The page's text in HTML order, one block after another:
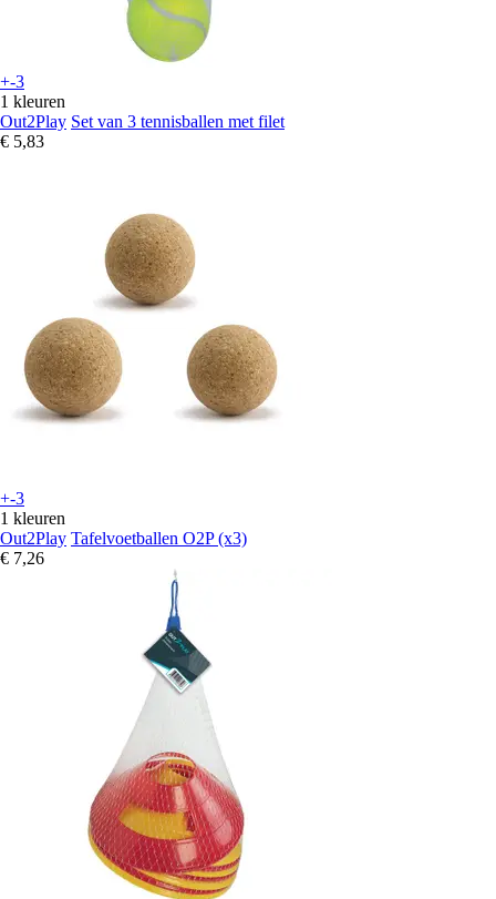
+-3
1 kleuren
Out2Play Set van 3 tennisballen met filet
€ 5,83
+-3
1 kleuren
Out2Play Tafelvoetballen O2P (x3)
€ 7,26